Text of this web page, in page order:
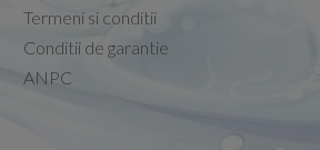
Capacele Grohe sunt de bună calitate și se
Marius -08.02.2026
Termeni si conditii
Conditii de garantie
ANPC